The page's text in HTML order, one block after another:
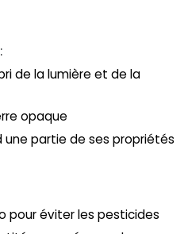
de la lumière et de la
opaque
une partie de ses propriétés
pour éviter les pesticides